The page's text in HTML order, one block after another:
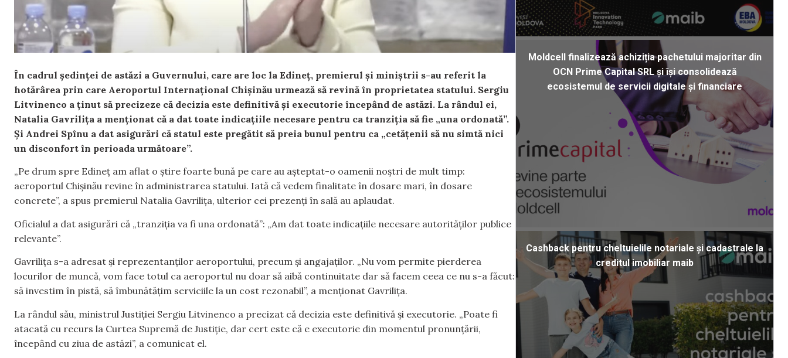
În cadrul ședinței de astăzi a Guvernului, care are loc la Edineț, premierul și miniștrii s-au referit la
hotărârea prin care Aeroportul Internațional Chișinău urmează să revină în proprietatea statului. Sergiu
Litvinenco a ținut să precizeze că decizia este definitivă și executorie începând de astăzi. La rândul ei,
Natalia Gavrilița a menționat că a dat toate indicațiile necesare pentru ca tranziția să fie „una ordonată”.
Și Andrei Spînu a dat asigurări că statul este pregătit să preia bunul pentru ca „cetățenii să nu simtă nici
un disconfort în perioada următoare”.
„Pe drum spre Edineț am aflat o știre foarte bună pe care au așteptat-o oamenii noștri de mult timp:
aeroportul Chișinău revine în administrarea statului. Iată că vedem finalitate în dosare mari, în dosare
concrete”, a spus premierul Natalia Gavrilița, ulterior cei prezenți în sală au aplaudat.
Oficialul a dat asigurări că „tranziția va fi una ordonată”: „Am dat toate indicațiile necesare autorităților publice
relevante”.
Gavrilița s-a adresat și reprezentanților aeroportului, precum și angajaților. „Nu vom permite pierderea
locurilor de muncă, vom face totul ca aeroportul nu doar să aibă continuitate dar să facem ceea ce nu s-a făcut:
să investim în pistă, să îmbunătățim serviciile la un cost rezonabil”, a menționat Gavrilița.
La rândul său, ministrul Justiției Sergiu Litvinenco a precizat că decizia este definitivă și executorie. „Poate fi
atacată cu recurs la Curtea Supremă de Justiție, dar cert este că e executorie din momentul pronunțării,
începând cu ziua de astăzi”, a comunicat el.
Moldcell finalizează achiziția pachetului majoritar din
OCN Prime Capital SRL și își consolidează
ecosistemul de servicii digitale și financiare
Cashback pentru cheltuielile notariale și cadastrale la
creditul imobiliar maib